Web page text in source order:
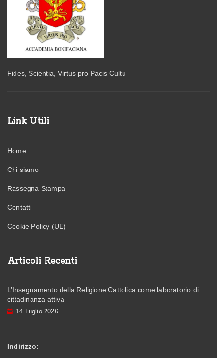
Fides, Scientia, Virtus pro Pacis Cultu
Link Utili
Home
Chi siamo
Rassegna Stampa
Contatti
Cookie Policy (UE)
Articoli Recenti
L’Insegnamento della Religione Cattolica come laboratorio di
cittadinanza attiva
14 Luglio 2026
Indirizzo: